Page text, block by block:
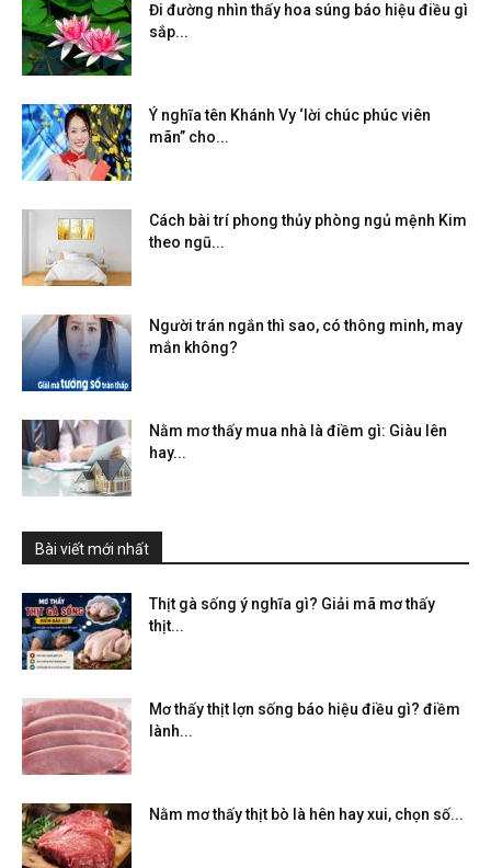
Đi đường nhìn thấy hoa súng báo hiệu điều gì
sắp...
Ý nghĩa tên Khánh Vy ‘lời chúc phúc viên
mãn” cho...
Cách bài trí phong thủy phòng ngủ mệnh Kim
theo ngũ...
Người trán ngắn thì sao, có thông minh, may
mắn không?
Nằm mơ thấy mua nhà là điềm gì: Giàu lên
hay...
Bài viết mới nhất
Thịt gà sống ý nghĩa gì? Giải mã mơ thấy
thịt...
Mơ thấy thịt lợn sống báo hiệu điều gì? điềm
lành...
Nằm mơ thấy thịt bò là hên hay xui, chọn số...